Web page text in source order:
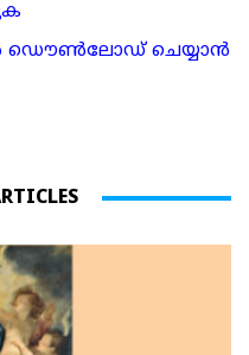
ചെയ്യാന്‍